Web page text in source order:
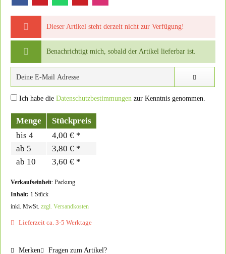
Dieser Artikel steht derzeit nicht zur Verfügung!
Benachrichtigt mich, sobald der Artikel lieferbar ist.
Ich habe die Datenschutzbestimmungen zur Kenntnis genommen.
Menge
Stückpreis
bis 4
4,00 € *
ab 5
3,80 € *
ab 10 3,60 € *
Verkaufseinheit: Packung
Inhalt: 1 Stück
inkl. MwSt. zzgl. Versandkosten
Lieferzeit ca. 3-5 Werktage
Merken Fragen zum Artikel?